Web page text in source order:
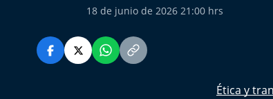
18 de junio de 2026 21:00 hrs
Ética y